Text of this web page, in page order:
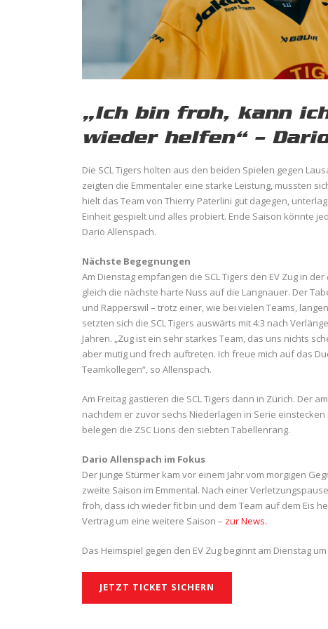
„Ich bin froh, kann
wieder helfen“ –
Die SCL Tigers holten aus den beiden Spielen gegen
zeigten die Emmentaler eine starke Leistung, mussten
hielt das Team von Thierry Paterlini gut dagegen,
Einheit gespielt und alles probiert. Ende Saison könnte
Dario Allenspach.
Nächste Begegnungen
Am Dienstag empfangen die SCL Tigers den EV Zug in der
gleich die nächste harte Nuss auf die Langnauer. Der
und Rapperswil – trotz einer, wie bei vielen Teams,
setzten sich die SCL Tigers auswärts mit 4:3 nach
Jahren. „Zug ist ein sehr starkes Team, das uns nichts
aber mutig und frech auftreten. Ich freue mich auf das
Teamkollegen“, so Allenspach.
Am Freitag gastieren die SCL Tigers dann in Zürich. Der
nachdem er zuvor sechs Niederlagen in Serie
belegen die ZSC Lions den siebten Tabellenrang.
Dario Allenspach im Fokus
Der junge Stürmer kam vor einem Jahr vom morgigen
zweite Saison im Emmental. Nach einer
froh, dass ich wieder fit bin und dem Team auf dem Eis
Vertrag um eine weitere Saison – zur News.
Das Heimspiel gegen den EV Zug beginnt am Dienstag
JETZT TICKET SICHERN